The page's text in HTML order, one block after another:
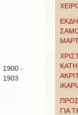
1900 -
1903
ΓΙΑ